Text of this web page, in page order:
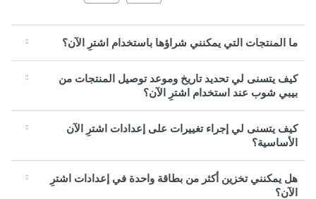
ما المنتجات التي يمكنني شراؤها باستخدام اشترِ الآن؟
كيف يتسنى لي تحديد تاريخ وموعد توصيل المنتجات من
بيبي شوب عند استخدام اشترِ الآن؟
كيف يتسنى لي إجراء تغييرات على إعدادات اشترِ الآن
الأساسية؟
هل يمكنني تخزين أكثر من بطاقة واحدة في إعدادات اشترِ
الآن؟